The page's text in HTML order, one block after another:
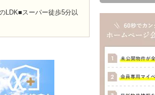
LDK■スーパー徒歩5分以